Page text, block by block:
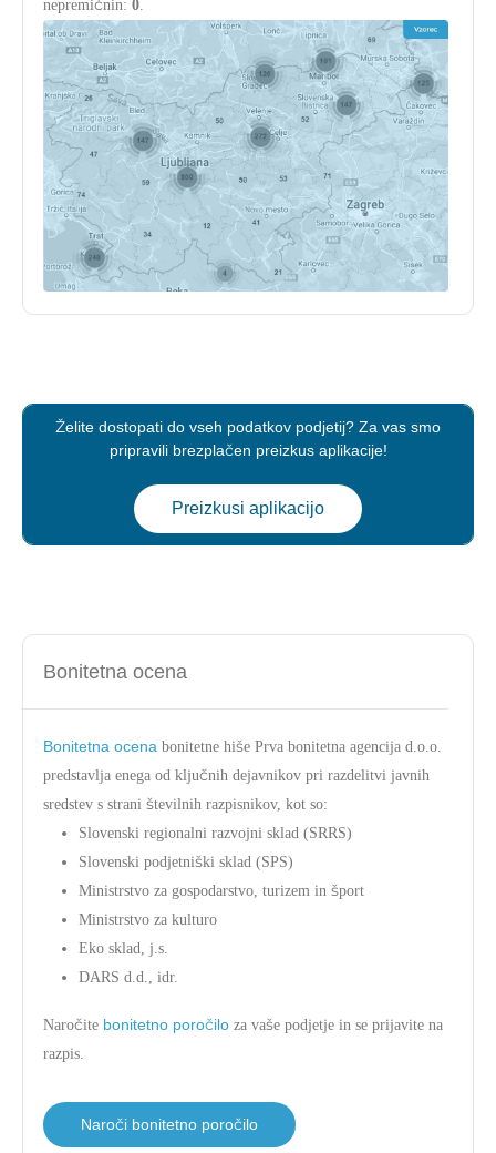
nepremičnin: 0.
Želite dostopati do vseh podatkov podjetij? Za vas smo
pripravili brezplačen preizkus aplikacije!
Preizkusi aplikacijo
Bonitetna ocena
Bonitetna ocena bonitetne hiše Prva bonitetna agencija d.o.o.
predstavlja enega od ključnih dejavnikov pri razdelitvi javnih
sredstev s strani številnih razpisnikov, kot so:
Slovenski regionalni razvojni sklad (SRRS)
Slovenski podjetniški sklad (SPS)
Ministrstvo za gospodarstvo, turizem in šport
Ministrstvo za kulturo
Eko sklad, j.s.
DARS d.d., idr.
Naročite bonitetno poročilo za vaše podjetje in se prijavite na
razpis.
Naroči bonitetno poročilo